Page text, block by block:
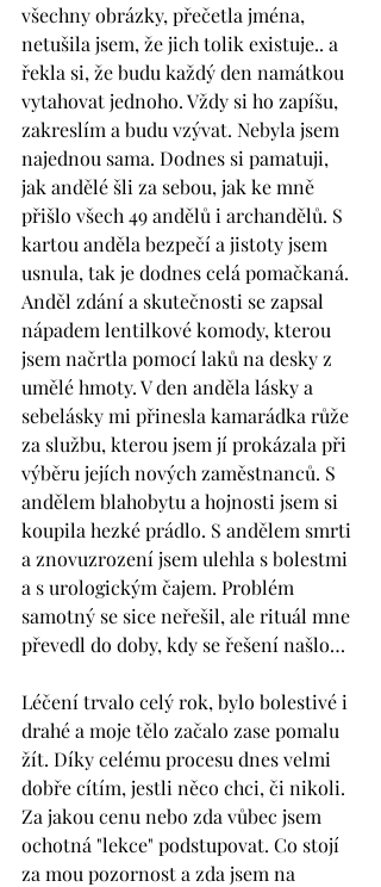
všechny obrázky, přečetla jména,
netušila jsem, že jich tolik existuje.. a
řekla si, že budu každý den namátkou
vytahovat jednoho. Vždy si ho zapíšu,
zakreslím a budu vzývat. Nebyla jsem
najednou sama. Dodnes si pamatuji,
jak andělé šli za sebou, jak ke mně
přišlo všech 49 andělů i archandělů. S
kartou anděla bezpečí a jistoty jsem
usnula, tak je dodnes celá pomačkaná.
Anděl zdání a skutečnosti se zapsal
nápadem lentilkové komody, kterou
jsem načrtla pomocí laků na desky z
umělé hmoty. V den anděla lásky a
sebelásky mi přinesla kamarádka růže
za službu, kterou jsem jí prokázala při
výběru jejích nových zaměstnanců. S
andělem blahobytu a hojnosti jsem si
koupila hezké prádlo. S andělem smrti
a znovuzrození jsem ulehla s bolestmi
a s urologickým čajem. Problém
samotný se sice neřešil, ale rituál mne
převedl do doby, kdy se řešení našlo…
Léčení trvalo celý rok, bylo bolestivé i
drahé a moje tělo začalo zase pomalu
žít. Díky celému procesu dnes velmi
dobře cítím, jestli něco chci, či nikoli.
Za jakou cenu nebo zda vůbec jsem
ochotná "lekce" podstupovat. Co stojí
za mou pozornost a zda jsem na